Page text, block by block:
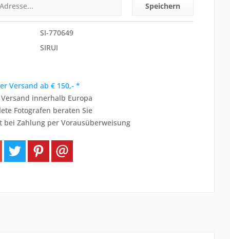
Speichern
SI-770649
SIRUI
Versand ab € 150,- *
innerhalb Europa
Fotografen beraten Sie
bei Zahlung per Vorausüberweisung